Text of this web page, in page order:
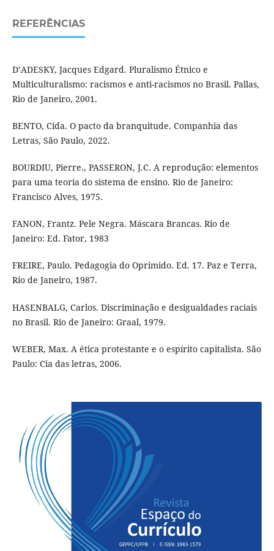
REFERÊNCIAS
D’ADESKY, Jacques Edgard. Pluralismo Étnico e
Multiculturalismo: racismos e anti-racismos no Brasil. Pallas,
Rio de Janeiro, 2001.
BENTO, Cida. O pacto da branquitude. Companhia das
Letras, São Paulo, 2022.
BOURDIU, Pierre., PASSERON, J.C. A reprodução: elementos
para uma teoria do sistema de ensino. Rio de Janeiro:
Francisco Alves, 1975.
FANON, Frantz. Pele Negra. Máscara Brancas. Rio de
Janeiro: Ed. Fator, 1983
FREIRE, Paulo. Pedagogia do Oprimido. Ed. 17. Paz e Terra,
Rio de Janeiro, 1987.
HASENBALG, Carlos. Discriminação e desigualdades raciais
no Brasil. Rio de Janeiro: Graal, 1979.
WEBER, Max. A ética protestante e o espírito capitalista. São
Paulo: Cia das letras, 2006.